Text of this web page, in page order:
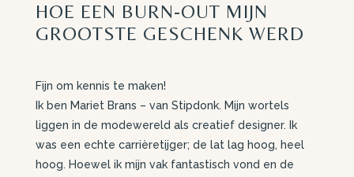
HOE EEN BURN-OUT MIJN
GROOTSTE GESCHENK WERD
Fijn om kennis te maken!
Ik ben Mariet Brans – van Stipdonk. Mijn wortels
liggen in de modewereld als creatief designer. Ik
was een echte carrièretijger; de lat lag hoog, heel
hoog. Hoewel ik mijn vak fantastisch vond en de